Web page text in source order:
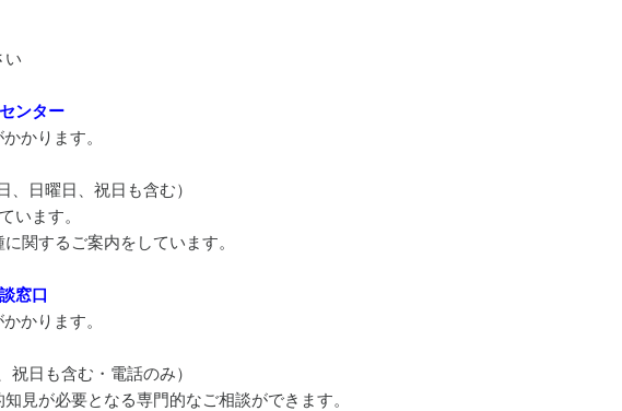
い
ンター
かります。
日曜日、祝日も含む）
います。
関するご案内をしています。
窓口
かります。
日も含む・電話のみ）
見が必要となる専門的なご相談ができます。